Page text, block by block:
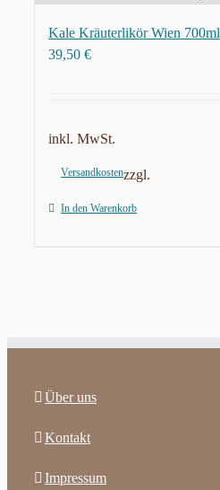
Kale Kräuterlikör Wien 700ml
39,50 €
inkl. MwSt.
zzgl.
Versandkosten
In den Warenkorb
Über uns
Kontakt
Impressum